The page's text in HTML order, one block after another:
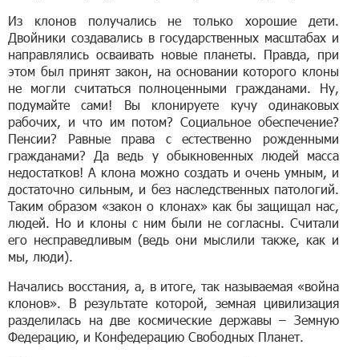
Из клонов получались не только хорошие дети.
Двойники создавались в государственных масштабах и
направлялись осваивать новые планеты. Правда, при
этом был принят закон, на основании которого клоны
не могли считаться полноценными гражданами. Ну,
подумайте сами! Вы клонируете кучу одинаковых
рабочих, и что им потом? Социальное обеспечение?
Пенсии? Равные права с естественно рожденными
гражданами? Да ведь у обыкновенных людей масса
недостатков! А клона можно создать и очень умным, и
достаточно сильным, и без наследственных патологий.
Таким образом «закон о клонах» как бы защищал нас,
людей. Но и клоны с ним были не согласны. Считали
его несправедливым (ведь они мыслили также, как и
мы, люди).
Начались восстания, а, в итоге, так называемая «война
клонов». В результате которой, земная цивилизация
разделилась на две космические державы – Земную
Федерацию, и Конфедерацию Свободных Планет.